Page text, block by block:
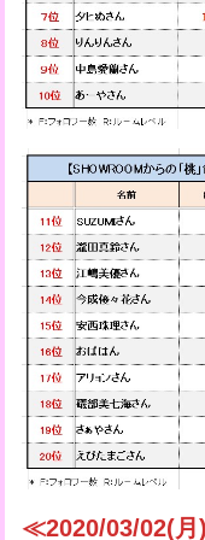
≪2020/03/02(